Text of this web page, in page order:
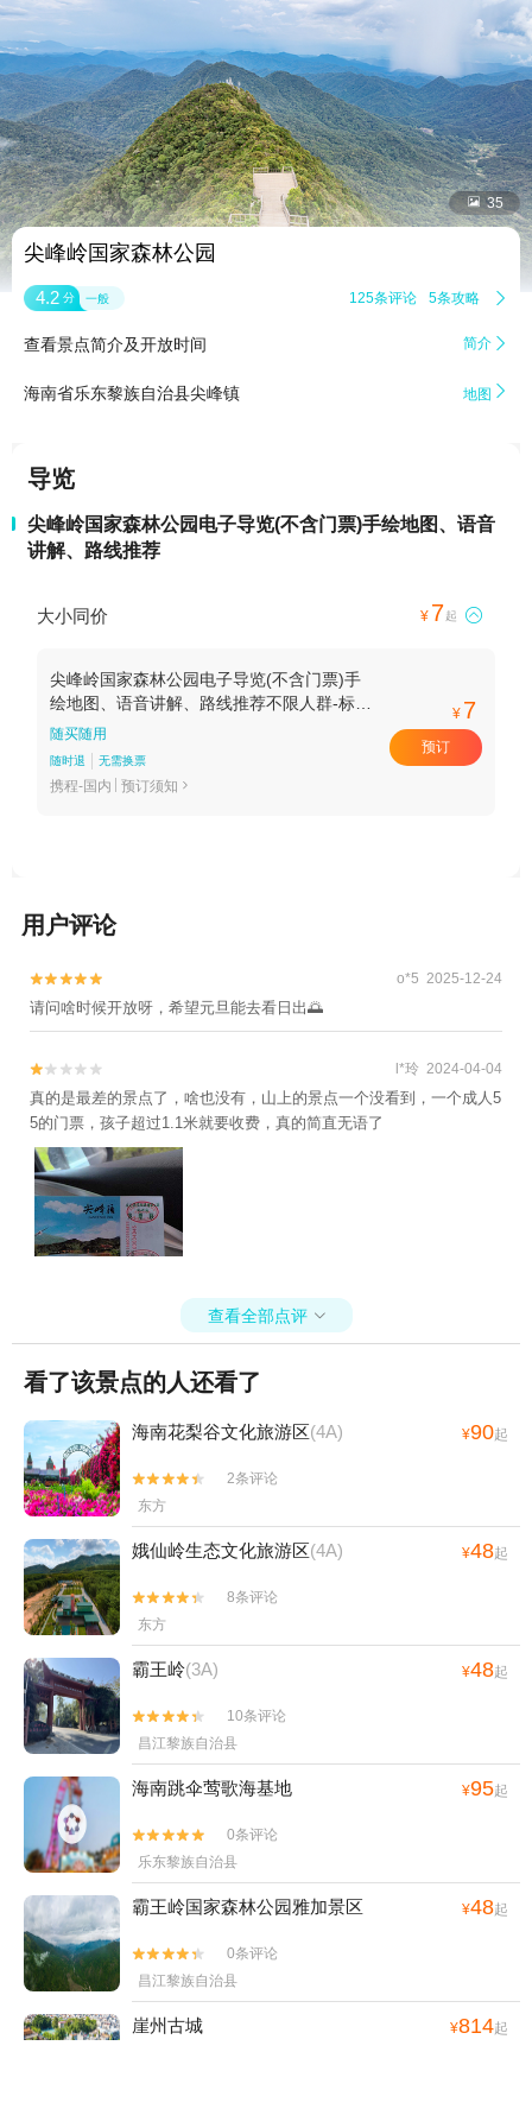
 35
尖峰岭国家森林公园
4.2 分 一般 125条评论 5条攻略 
查看景点简介及开放时间 简介 
海南省乐东黎族自治县尖峰镇 地图 
导览
尖峰岭国家森林公园电子导览(不含门票)手绘地图、语音
讲解、路线推荐
大小同价 ¥ 7起 
尖峰岭国家森林公园电子导览(不含门票)手
绘地图、语音讲解、路线推荐不限人群-标准
价
随买随用
随时退 无需换票
携程-国内 预订须知 
¥ 7
预订
用户评论

 o*5 2025-12-24
请问啥时候开放呀，希望元旦能去看日出🌅

 l*玲 2024-04-04
真的是最差的景点了，啥也没有，山上的景点一个没看到，一个成人5
5的门票，孩子超过1.1米就要收费，真的简直无语了
查看全部点评 
看了该景点的人还看了
海南花梨谷文化旅游区(4A) ¥90起


2条评论
东方
娥仙岭生态文化旅游区(4A) ¥48起


8条评论
东方
霸王岭(3A) ¥48起


10条评论
昌江黎族自治县
海南跳伞莺歌海基地 ¥95起


0条评论
乐东黎族自治县
霸王岭国家森林公园雅加景区 ¥48起


0条评论
昌江黎族自治县
崖州古城 ¥814起
